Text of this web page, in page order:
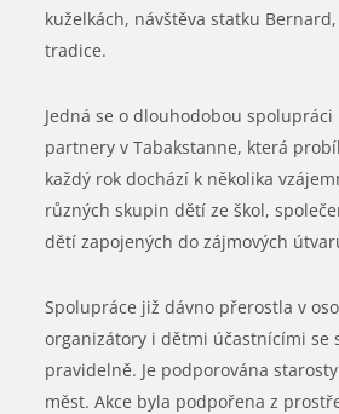
kuželkách, návštěva statku
tradice.
Jedná se o dlouhodobou spolupráci
partnery v Tabakstanne, která
každý rok dochází k několika
různých skupin dětí ze škol,
dětí zapojených do zájmových
Spolupráce již dávno přerostla v
organizátory i dětmi účastnícími se
pravidelně. Je podporována
měst. Akce byla podpořena z